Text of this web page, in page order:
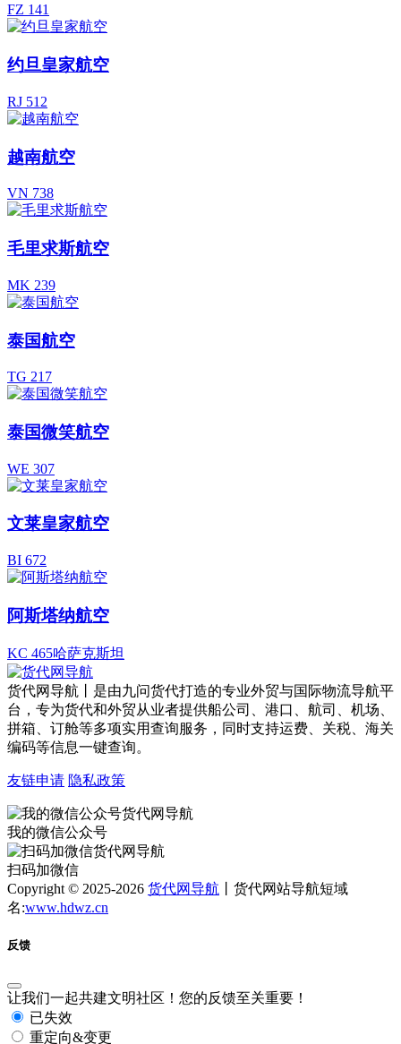
FZ 141
约旦皇家航空
RJ 512
越南航空
VN 738
毛里求斯航空
MK 239
泰国航空
TG 217
泰国微笑航空
WE 307
文莱皇家航空
BI 672
阿斯塔纳航空
KC 465哈萨克斯坦
货代网导航丨是由九问货代打造的专业外贸与国际物流导航平
台，专为货代和外贸从业者提供船公司、港口、航司、机场、
拼箱、订舱等多项实用查询服务，同时支持运费、关税、海关
编码等信息一键查询。
友链申请 隐私政策
我的微信公众号
扫码加微信
Copyright © 2025-2026 货代网导航 丨货代网站导航短域
名:www.hdwz.cn
反馈
让我们一起共建文明社区！您的反馈至关重要！
已失效
重定向&变更